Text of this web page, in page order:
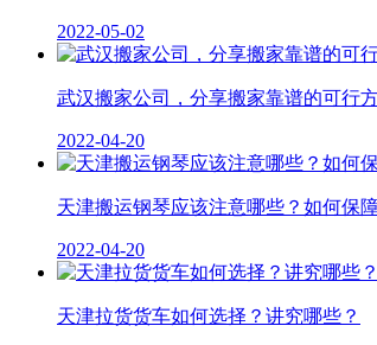
2022-05-02
武汉搬家公司，分享搬家靠谱的可行
2022-04-20
天津搬运钢琴应该注意哪些？如何保
2022-04-20
天津拉货货车如何选择？讲究哪些？